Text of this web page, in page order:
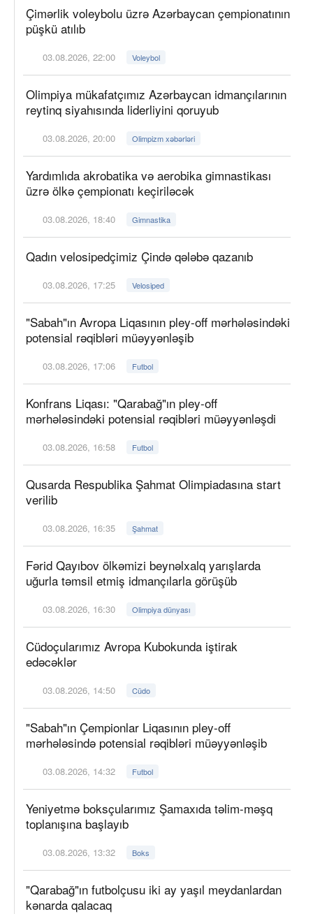
Çimərlik voleybolu üzrə Azərbaycan çempionatının
püşkü atılıb
03.08.2026, 22:00 Voleybol
Olimpiya mükafatçımız Azərbaycan idmançılarının
reytinq siyahısında liderliyini qoruyub
03.08.2026, 20:00 Olimpizm xəbərləri
Yardımlıda akrobatika və aerobika gimnastikası
üzrə ölkə çempionatı keçiriləcək
03.08.2026, 18:40 Gimnastika
Qadın velosipedçimiz Çində qələbə qazanıb
03.08.2026, 17:25 Velosiped
"Sabah"ın Avropa Liqasının pley-off mərhələsindəki
potensial rəqibləri müəyyənləşib
03.08.2026, 17:06 Futbol
Konfrans Liqası: "Qarabağ"ın pley-off
mərhələsindəki potensial rəqibləri müəyyənləşdi
03.08.2026, 16:58 Futbol
Qusarda Respublika Şahmat Olimpiadasına start
verilib
03.08.2026, 16:35 Şahmat
Fərid Qayıbov ölkəmizi beynəlxalq yarışlarda
uğurla təmsil etmiş idmançılarla görüşüb
03.08.2026, 16:30 Olimpiya dünyası
Cüdoçularımız Avropa Kubokunda iştirak
edəcəklər
03.08.2026, 14:50 Cüdo
"Sabah"ın Çempionlar Liqasının pley-off
mərhələsində potensial rəqibləri müəyyənləşib
03.08.2026, 14:32 Futbol
Yeniyetmə boksçularımız Şamaxıda təlim-məşq
toplanışına başlayıb
03.08.2026, 13:32 Boks
"Qarabağ"ın futbolçusu iki ay yaşıl meydanlardan
kənarda qalacaq